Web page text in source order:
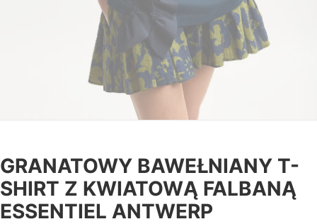
GRANATOWY BAWEŁNIANY T-
SHIRT Z KWIATOWĄ FALBANĄ
ESSENTIEL ANTWERP